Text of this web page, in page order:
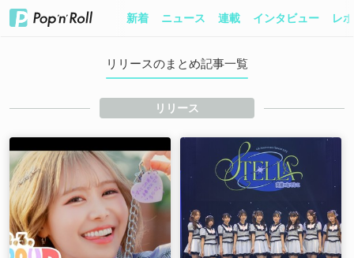
新着 ニュース 連載 インタビュー レ
リリースのまとめ記事一覧
リリース